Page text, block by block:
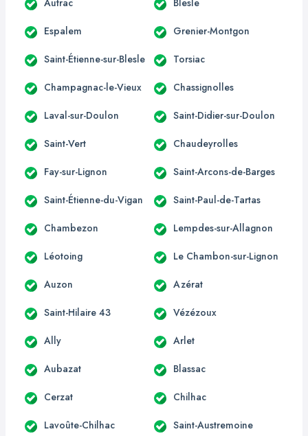
Espalem Grenier-Montgon
Saint-Étienne-sur-Blesle Torsiac
Champagnac-le-Vieux Chassignolles
Laval-sur-Doulon Saint-Didier-sur-Doulon
Saint-Vert Chaudeyrolles
Fay-sur-Lignon Saint-Arcons-de-Barges
Saint-Étienne-du-Vigan Saint-Paul-de-Tartas
Chambezon Lempdes-sur-Allagnon
Léotoing Le Chambon-sur-Lignon
Auzon Azérat
Saint-Hilaire 43 Vézézoux
Ally Arlet
Aubazat Blassac
Cerzat Chilhac
Lavoûte-Chilhac Saint-Austremoine